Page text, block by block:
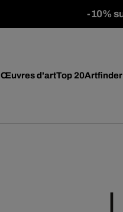
-10%
Œuvres d'artTop 20Artfinder